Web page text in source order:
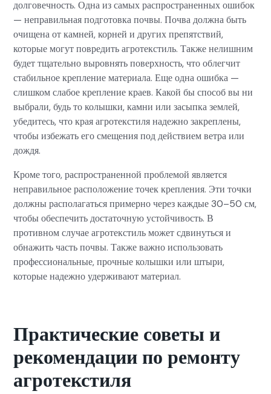
долговечность. Одна из самых распространенных ошибок
— неправильная подготовка почвы. Почва должна быть
очищена от камней, корней и других препятствий,
которые могут повредить агротекстиль. Также нелишним
будет тщательно выровнять поверхность, что облегчит
стабильное крепление материала. Еще одна ошибка —
слишком слабое крепление краев. Какой бы способ вы ни
выбрали, будь то колышки, камни или засыпка землей,
убедитесь, что края агротекстиля надежно закреплены,
чтобы избежать его смещения под действием ветра или
дождя.
Кроме того, распространенной проблемой является
неправильное расположение точек крепления. Эти точки
должны располагаться примерно через каждые 30–50 см,
чтобы обеспечить достаточную устойчивость. В
противном случае агротекстиль может сдвинуться и
обнажить часть почвы. Также важно использовать
профессиональные, прочные колышки или штыри,
которые надежно удерживают материал.
Практические советы и
рекомендации по ремонту
агротекстиля